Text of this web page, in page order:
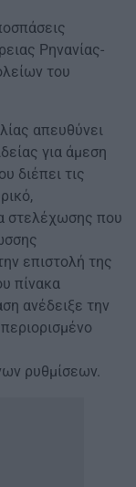
Ρηνανίας-
του
απευθύνει
για άμεση
διέπει τις
στελέχωσης που
επιστολή της
πίνακα
ανέδειξε την
ρυθμίσεων.